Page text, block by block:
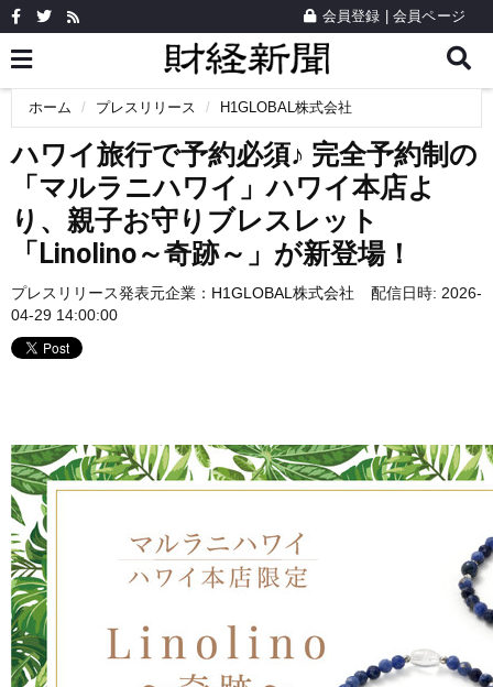
会員登録 会員ページ
ホーム プレスリリース H1GLOBAL株式会社
ハワイ旅行で予約必須♪ 完全予約制の
「マルラニハワイ」ハワイ本店よ
り、親子お守りブレスレット
「Linolino～奇跡～」が新登場！
プレスリリース発表元企業： H1GLOBAL株式会社
配信日時: 2026-
04-29 14:00:00